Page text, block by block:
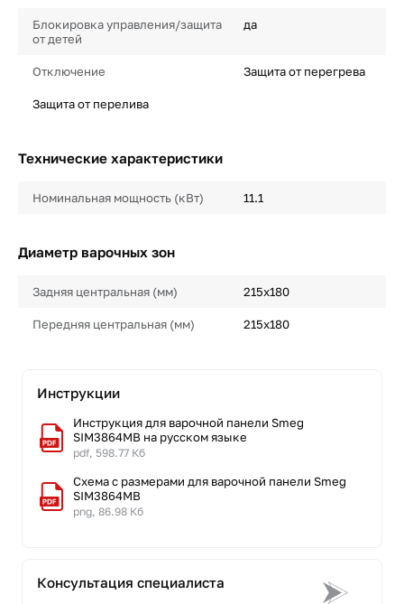
Блокировка управления/защита
от детей
да
Отключение Защита от перегрева
Защита от перелива
Технические характеристики
Номинальная мощность (кВт) 11.1
Диаметр варочных зон
Задняя центральная (мм) 215х180
Передняя центральная (мм) 215х180
Инструкции
Инструкция для варочной панели Smeg
SIM3864MB на русском языке
pdf, 598.77 Кб
Схема с размерами для варочной панели Smeg
SIM3864MB
png, 86.98 Кб
Консультация специалиста